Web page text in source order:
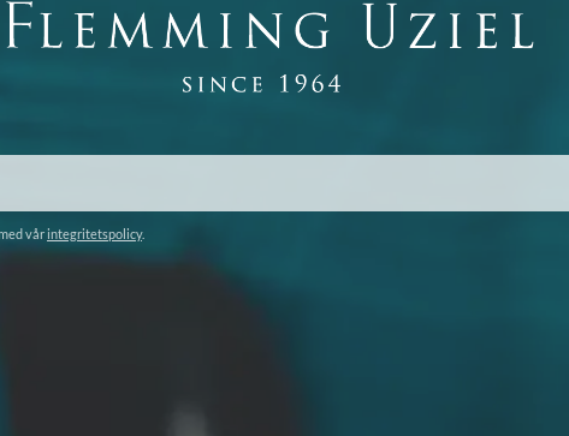
vårintegritetspolicy.